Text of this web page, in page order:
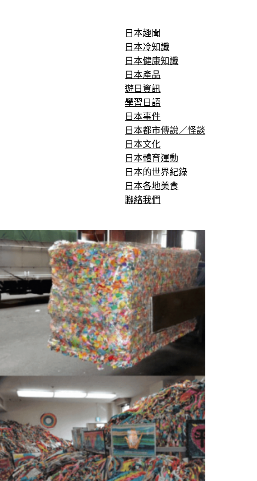
日本趣聞
日本冷知識
日本健康知識
日本產品
遊日資訊
學習日語
日本事件
日本都市傳說／怪談
日本文化
日本體育運動
日本的世界紀錄
日本各地美食
聯絡我們